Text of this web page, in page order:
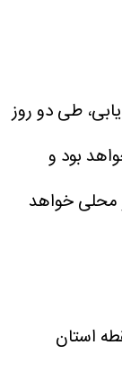
طی دو روز
بود و
محلی خواهد
استان